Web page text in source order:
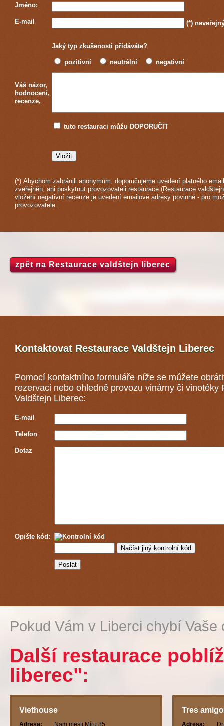
Jméno:
E-mail (*)
Jaký typ zkušenosti přidáváte?
pozitivní neutrální negativní
Váš názor,
hodnocení,
recenze,
tuto restauraci můžu DOPORUČIT
(*) Abychom zabránili anonymům, doporučujeme uvedení platného
zveřejněn, ani poskytnut provozovateli restaurace (Restaurace
vložení negativní recenze je uvedení emailové adresy povinné - pro
provozovatele.
zpět na Restaurace valdštejn liberec
Kontaktovat Restaurace Valdštejn Liberec
Pomocí kontaktního formuláře níže se můžete
rezervaci nebo ohledně provozu vinárny či vinotéky
Valdštejn Liberec:
E-mail
Telefon
Dotaz
Opište kód:
Pokud Vám v Liberci chybí
Další restaurace
liberec":
Viethouse
Adresa: Nam mesti Míru 85,
Tres
Adresa: